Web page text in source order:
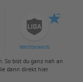
Wettbewerb
So bist du ganz nah an
dann direkt hier